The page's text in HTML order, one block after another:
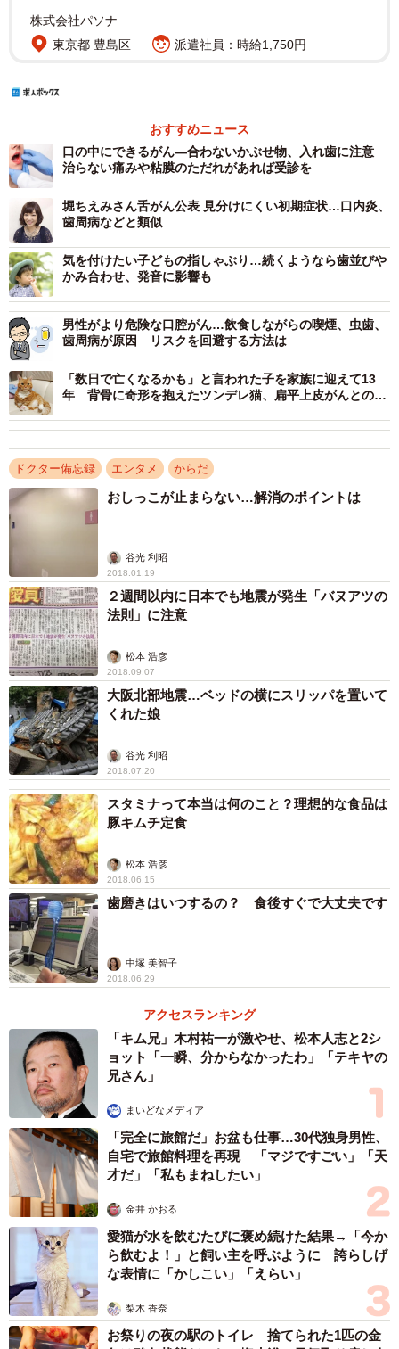
株式会社パソナ
東京都 豊島区
派遣社員：時給1,750円
おすすめニュース
口の中にできるがん―合わないかぶせ物、入れ歯に注意
治らない痛みや粘膜のただれがあれば受診を
堀ちえみさん舌がん公表 見分けにくい初期症状…口内炎、
歯周病などと類似
気を付けたい子どもの指しゃぶり…続くようなら歯並びや
かみ合わせ、発音に影響も
男性がより危険な口腔がん…飲食しながらの喫煙、虫歯、
歯周病が原因 リスクを回避する方法は
「数日で亡くなるかも」と言われた子を家族に迎えて13
年 背骨に奇形を抱えたツンデレ猫、扁平上皮がんとの闘
ドクター備忘録 エンタメ からだ
おしっこが止まらない…解消のポイントは
谷光 利昭
2018.01.19
２週間以内に日本でも地震が発生「バヌアツの
法則」に注意
松本 浩彦
2018.09.07
大阪北部地震…ベッドの横にスリッパを置いて
くれた娘
谷光 利昭
2018.07.20
スタミナって本当は何のこと？理想的な食品は
豚キムチ定食
松本 浩彦
2018.06.15
歯磨きはいつするの？ 食後すぐで大丈夫です
中塚 美智子
2018.06.29
アクセスランキング
「キム兄」木村祐一が激やせ、松本人志と2シ
ョット「一瞬、分からなかったわ」「テキヤの
兄さん」
まいどなメディア
「完全に旅館だ」お盆も仕事…30代独身男性、
自宅で旅館料理を再現 「マジですごい」「天
才だ」「私もまねしたい」
金井 かおる
愛猫が水を飲むたびに褒め続けた結果→「今か
ら飲むよ！」と飼い主を呼ぶように 誇らしげ
な表情に「かしこい」「えらい」
梨木 香奈
お祭りの夜の駅のトイレ 捨てられた1匹の金